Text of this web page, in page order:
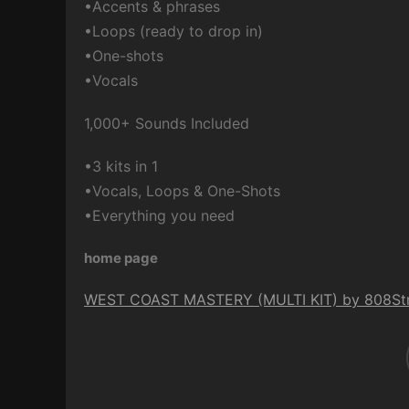
•Accents & phrases
•Loops (ready to drop in)
•One-shots
•Vocals
1,000+ Sounds Included
•3 kits in 1
•Vocals, Loops & One-Shots
•Everything you need
home page
WEST COAST MASTERY (MULTI KIT) by